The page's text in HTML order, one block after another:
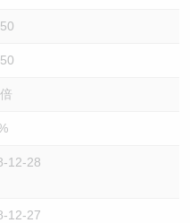
12-28
12-27